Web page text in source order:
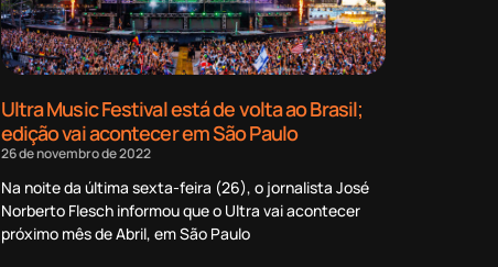
Ultra Music Festival está de volta ao Brasil;
edição vai acontecer em São Paulo
26 de novembro de 2022
Na noite da última sexta-feira (26), o jornalista José
Norberto Flesch informou que o Ultra vai acontecer
próximo mês de Abril, em São Paulo